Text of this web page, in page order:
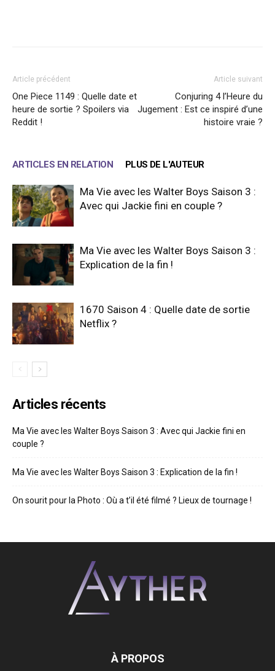
Article précédent
One Piece 1149 : Quelle date et
heure de sortie ? Spoilers via
Reddit !
Article suivant
Conjuring 4 l’Heure du
Jugement : Est ce inspiré d’une
histoire vraie ?
ARTICLES EN RELATION PLUS DE L'AUTEUR
Ma Vie avec les Walter Boys Saison 3 :
Avec qui Jackie fini en couple ?
Ma Vie avec les Walter Boys Saison 3 :
Explication de la fin !
1670 Saison 4 : Quelle date de sortie
Netflix ?
Articles récents
Ma Vie avec les Walter Boys Saison 3 : Avec qui Jackie fini en
couple ?
Ma Vie avec les Walter Boys Saison 3 : Explication de la fin !
On sourit pour la Photo : Où a t’il été filmé ? Lieux de tournage !
À PROPOS